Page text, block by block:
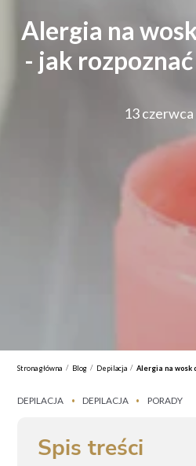
Alergia na
- jak
13
Strona główna / Blog / Depilacja / Alergia na wosk
DEPILACJA • DEPILACJA • PORADY
Spis treści